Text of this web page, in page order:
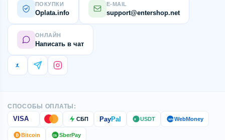
ПОКУПКИ
Oplata.info
E-MAIL
support@entershop.net
ОНЛАЙН
Написать в чат
СПОСОБЫ ОПЛАТЫ:
VISA СБП PayPal ₮ USDT WM WebMoney
₿ Bitcoin СБ SberPay